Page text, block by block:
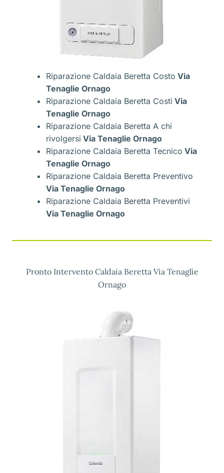
Riparazione Caldaia Beretta Costo Via
Tenaglie Ornago
Riparazione Caldaia Beretta Costi Via
Tenaglie Ornago
Riparazione Caldaia Beretta A chi
rivolgersi Via Tenaglie Ornago
Riparazione Caldaia Beretta Tecnico Via
Tenaglie Ornago
Riparazione Caldaia Beretta Preventivo
Via Tenaglie Ornago
Riparazione Caldaia Beretta Preventivi
Via Tenaglie Ornago
Pronto Intervento Caldaia Beretta Via Tenaglie
Ornago